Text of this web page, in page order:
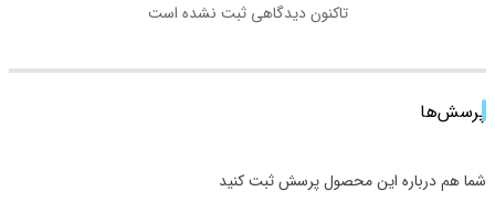
تاکنون دیدگاهی ثبت نشده است
پرسش‌ها
شما هم درباره این محصول پرسش ثبت کنید